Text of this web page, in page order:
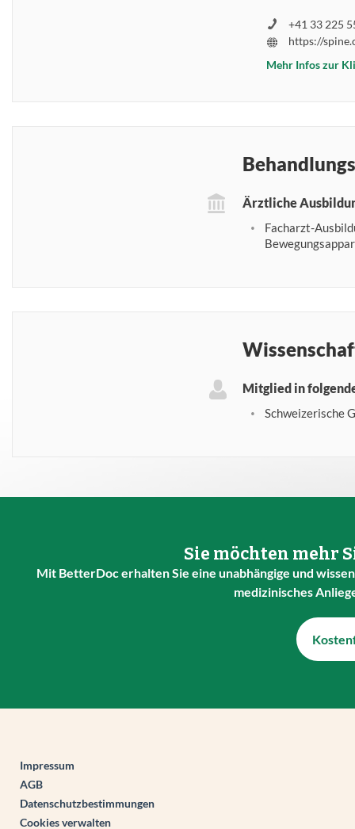
+41 33 225
https://
Mehr Infos zur
Ärztliche
Facharzt-
Mitglied in
Schweizerische
Sie möchten mehr
Mit BetterDoc erhalten Sie eine unabhängige und
medizinisches
Impressum
AGB
Datenschutzbestimmungen
Cookies verwalten